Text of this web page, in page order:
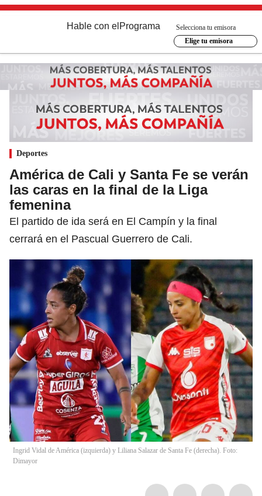
Hable con el Programa
Selecciona tu emisora
Elige tu emisora
Deportes
América de Cali y Santa Fe se verán
las caras en la final de la Liga
femenina
El partido de ida será en El Campín y la final
cerrará en el Pascual Guerrero de Cali.
Ingrid Vidal de América (izquierda) y Liliana Salazar de Santa Fe (derecha). Foto:
Dimayor